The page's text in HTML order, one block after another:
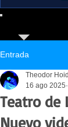
Entrada
Teatro de
Nuevo
Theodor
16 ago 2025